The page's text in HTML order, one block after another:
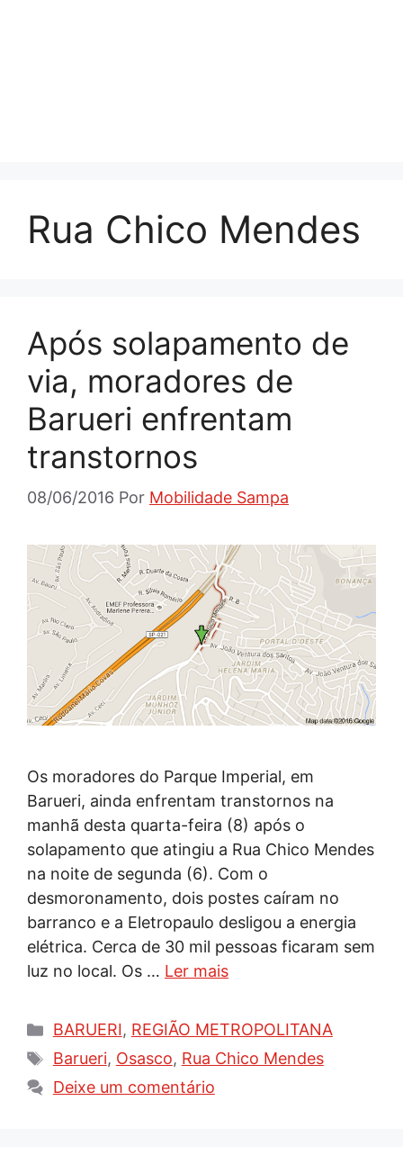
Rua Chico Mendes
Após solapamento de
via, moradores de
Barueri enfrentam
transtornos
08/06/2016 Por Mobilidade Sampa
Os moradores do Parque Imperial, em
Barueri, ainda enfrentam transtornos na
manhã desta quarta-feira (8) após o
solapamento que atingiu a Rua Chico Mendes
na noite de segunda (6). Com o
desmoronamento, dois postes caíram no
barranco e a Eletropaulo desligou a energia
elétrica. Cerca de 30 mil pessoas ficaram sem
luz no local. Os … Ler mais
Categorias
BARUERI, REGIÃO METROPOLITANA
Tags
Barueri, Osasco, Rua Chico Mendes
Deixe um comentário